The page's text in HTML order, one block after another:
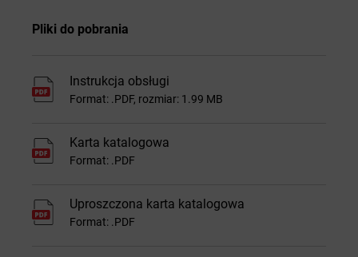
Pliki do pobrania
Instrukcja obsługi
Format: .PDF, rozmiar: 1.99 MB
Karta katalogowa
Format: .PDF
Uproszczona karta katalogowa
Format: .PDF